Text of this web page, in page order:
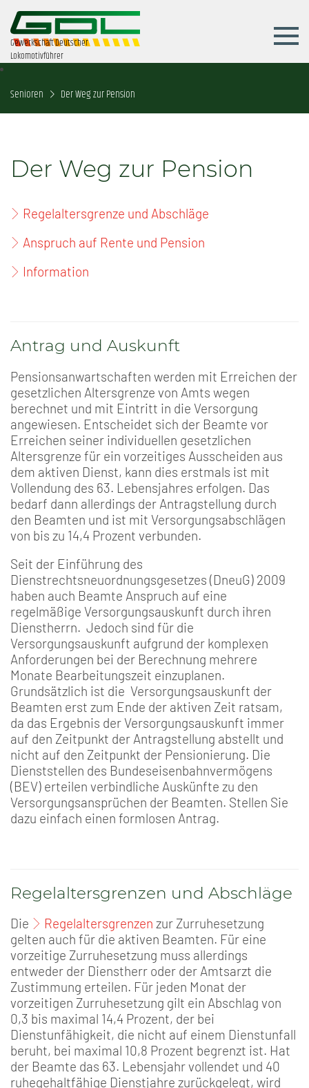
Gewerkschaft Deutscher
Lokomotivführer
Senioren Der Weg zur Pension
Der Weg zur Pension
Regelaltersgrenze und Abschläge
Anspruch auf Rente und Pension
Information
Antrag und Auskunft
Pensionsanwartschaften werden mit Erreichen der
gesetzlichen Altersgrenze von Amts wegen
berechnet und mit Eintritt in die Versorgung
angewiesen. Entscheidet sich der Beamte vor
Erreichen seiner individuellen gesetzlichen
Altersgrenze für ein vorzeitiges Ausscheiden aus
dem aktiven Dienst, kann dies erstmals ist mit
Vollendung des 63. Lebensjahres erfolgen. Das
bedarf dann allerdings der Antragstellung durch
den Beamten und ist mit Versorgungsabschlägen
von bis zu 14,4 Prozent verbunden.
Seit der Einführung des
Dienstrechtsneuordnungsgesetzes (DneuG) 2009
haben auch Beamte Anspruch auf eine
regelmäßige Versorgungsauskunft durch ihren
Dienstherrn. Jedoch sind für die
Versorgungsauskunft aufgrund der komplexen
Anforderungen bei der Berechnung mehrere
Monate Bearbeitungszeit einzuplanen.
Grundsätzlich ist die Versorgungsauskunft der
Beamten erst zum Ende der aktiven Zeit ratsam,
da das Ergebnis der Versorgungsauskunft immer
auf den Zeitpunkt der Antragstellung abstellt und
nicht auf den Zeitpunkt der Pensionierung. Die
Dienststellen des Bundeseisenbahnvermögens
(BEV) erteilen verbindliche Auskünfte zu den
Versorgungsansprüchen der Beamten. Stellen Sie
dazu einfach einen formlosen Antrag.
Regelaltersgrenzen und Abschläge
Die Regelaltersgrenzen zur Zurruhesetzung
gelten auch für die aktiven Beamten. Für eine
vorzeitige Zurruhesetzung muss allerdings
entweder der Dienstherr oder der Amtsarzt die
Zustimmung erteilen. Für jeden Monat der
vorzeitigen Zurruhesetzung gilt ein Abschlag von
0,3 bis maximal 14,4 Prozent, der bei
Dienstunfähigkeit, die nicht auf einem Dienstunfall
beruht, bei maximal 10,8 Prozent begrenzt ist. Hat
der Beamte das 63. Lebensjahr vollendet und 40
ruhegehaltfähige Dienstjahre zurückgelegt, wird